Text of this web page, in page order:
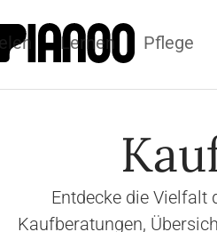
Lernen Pflege
Entdecke die Vielfalt
Kaufberatungen,